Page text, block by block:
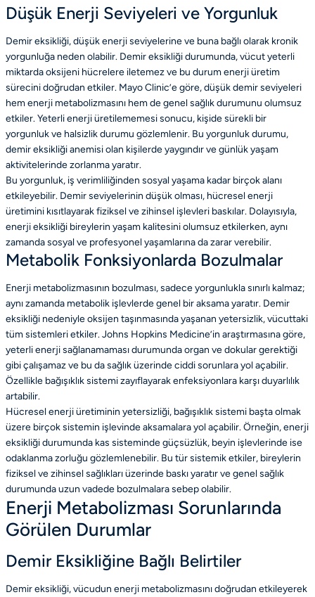
Düşük Enerji Seviyeleri ve Yorgunluk
Demir eksikliği, düşük enerji seviyelerine ve buna bağlı olarak kronik
yorgunluğa neden olabilir. Demir eksikliği durumunda, vücut yeterli
miktarda oksijeni hücrelere iletemez ve bu durum enerji üretim
sürecini doğrudan etkiler. Mayo Clinic’e göre, düşük demir seviyeleri
hem enerji metabolizmasını hem de genel sağlık durumunu olumsuz
etkiler. Yeterli enerji üretilememesi sonucu, kişide sürekli bir
yorgunluk ve halsizlik durumu gözlemlenir. Bu yorgunluk durumu,
demir eksikliği anemisi olan kişilerde yaygındır ve günlük yaşam
aktivitelerinde zorlanma yaratır.
Bu yorgunluk, iş verimliliğinden sosyal yaşama kadar birçok alanı
etkileyebilir. Demir seviyelerinin düşük olması, hücresel enerji
üretimini kısıtlayarak fiziksel ve zihinsel işlevleri baskılar. Dolayısıyla,
enerji eksikliği bireylerin yaşam kalitesini olumsuz etkilerken, aynı
zamanda sosyal ve profesyonel yaşamlarına da zarar verebilir.
Metabolik Fonksiyonlarda Bozulmalar
Enerji metabolizmasının bozulması, sadece yorgunlukla sınırlı kalmaz;
aynı zamanda metabolik işlevlerde genel bir aksama yaratır. Demir
eksikliği nedeniyle oksijen taşınmasında yaşanan yetersizlik, vücuttaki
tüm sistemleri etkiler. Johns Hopkins Medicine’in araştırmasına göre,
yeterli enerji sağlanamaması durumunda organ ve dokular gerektiği
gibi çalışamaz ve bu da sağlık üzerinde ciddi sorunlara yol açabilir.
Özellikle bağışıklık sistemi zayıflayarak enfeksiyonlara karşı duyarlılık
artabilir.
Hücresel enerji üretiminin yetersizliği, bağışıklık sistemi başta olmak
üzere birçok sistemin işlevinde aksamalara yol açabilir. Örneğin, enerji
eksikliği durumunda kas sisteminde güçsüzlük, beyin işlevlerinde ise
odaklanma zorluğu gözlemlenebilir. Bu tür sistemik etkiler, bireylerin
fiziksel ve zihinsel sağlıkları üzerinde baskı yaratır ve genel sağlık
durumunda uzun vadede bozulmalara sebep olabilir.
Enerji Metabolizması Sorunlarında
Görülen Durumlar
Demir Eksikliğine Bağlı Belirtiler
Demir eksikliği, vücudun enerji metabolizmasını doğrudan etkileyerek